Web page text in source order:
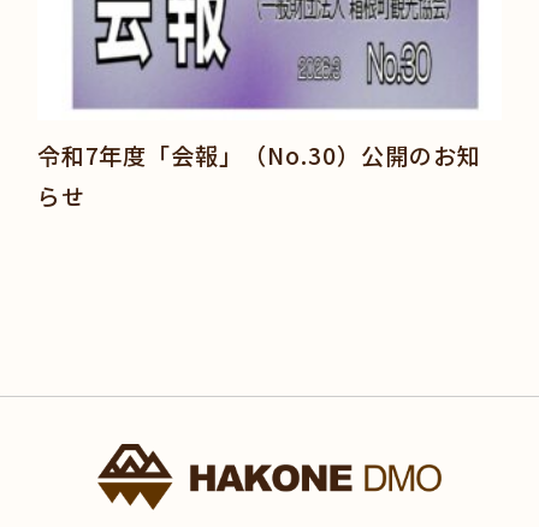
令和7年度「会報」（No.30）公開のお知
らせ